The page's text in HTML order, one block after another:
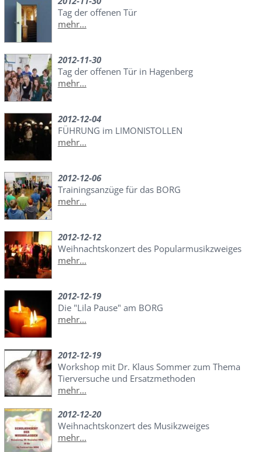
Tag der offenen Tür
mehr...
2012-11-30
Tag der offenen Tür in Hagenberg
mehr...
2012-12-04
FÜHRUNG im LIMONISTOLLEN
mehr...
2012-12-06
Trainingsanzüge für das BORG
mehr...
2012-12-12
Weihnachtskonzert des Popularmusikzweiges
mehr...
2012-12-19
Die "Lila Pause" am BORG
mehr...
2012-12-19
Workshop mit Dr. Klaus Sommer zum Thema
Tierversuche und Ersatzmethoden
mehr...
2012-12-20
Weihnachtskonzert des Musikzweiges
mehr...